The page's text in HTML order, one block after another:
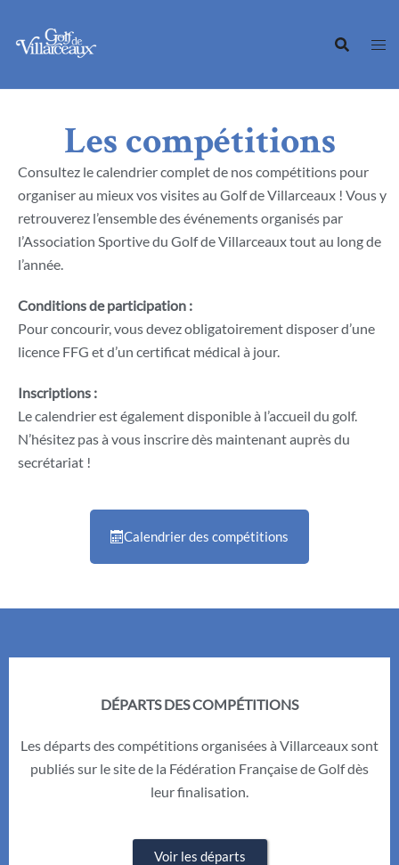
Les compétitions
Consultez le calendrier complet de nos compétitions pour
organiser au mieux vos visites au Golf de Villarceaux ! Vous y
retrouverez l’ensemble des événements organisés par
l’Association Sportive du Golf de Villarceaux tout au long de
l’année.
Conditions de participation :
Pour concourir, vous devez obligatoirement disposer d’une
licence FFG et d’un certificat médical à jour.
Inscriptions :
Le calendrier est également disponible à l’accueil du golf.
N’hésitez pas à vous inscrire dès maintenant auprès du
secrétariat !
Calendrier des compétitions
DÉPARTS DES COMPÉTITIONS
Les départs des compétitions organisées à Villarceaux sont
publiés sur le site de la Fédération Française de Golf dès
leur finalisation.
Voir les départs